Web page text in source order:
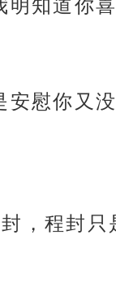
知道你
慰你又
，程封只